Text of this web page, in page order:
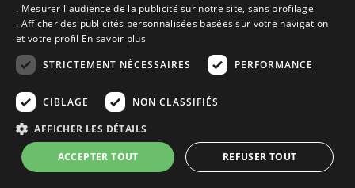
de 415€ à 924€
la semaine selon saison
Ajoutez à ma sélection
Voir cette location
. Mesurer l'audience de la publicité sur notre site, sans profilage
. Afficher des publicités personnalisées basées sur votre navigation
et votre profil En savoir plus
STRICTEMENT NÉCESSAIRES
PERFORMANCE
CIBLAGE NON CLASSIFIÉS
AFFICHER LES DÉTAILS
ACCEPTER TOUT REFUSER TOUT